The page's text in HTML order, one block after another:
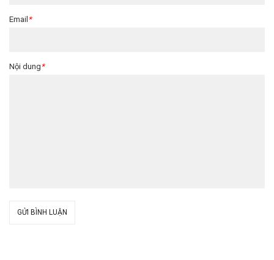
Email *
Nội dung *
GỬI BÌNH LUẬN